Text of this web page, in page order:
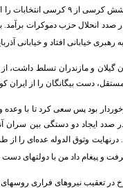
قرارداد و دولت وثوق الدوله پای می‌فشردند.
گیلان و مازندران تسلط داشت،
دست بیگانگان را از ایران
بود پس سعی کرد تا با
ایجاد دو دستگی بین سران
درنهایت وثوق الدوله عده‌ای
و پیغام داد من با دولتهای
تعقیب نیروهای فراری روسهای